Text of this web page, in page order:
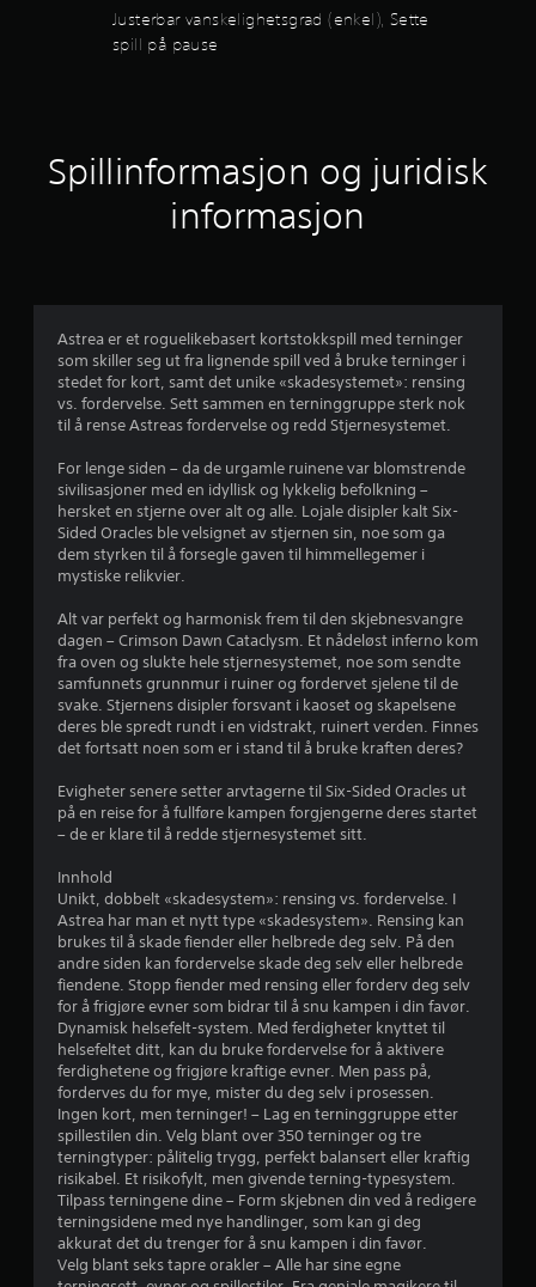
.
0
j
e
r
n
e
a
v
5
f
r
1
1
6
v
r
d
e
Justerbar vanskelighetsgrad (enkel), Sette
spill på pause
s
e
s
p
e
l
l
e
r
i
l
m
f
r
e
v
i
s
n
i
n
g
k
u
n
f
l
i
n
e
-
s
p
i
l
l
i
n
g
)
.
Spillinformasjon og juridisk
informasjon
Astrea er et roguelikebasert kortstokkspill med terninger
som skiller seg ut fra lignende spill ved å bruke terninger i
stedet for kort, samt det unike «skadesystemet»: rensing
vs. fordervelse. Sett sammen en terninggruppe sterk nok
til å rense Astreas fordervelse og redd Stjernesystemet.
For lenge siden – da de urgamle ruinene var blomstrende
sivilisasjoner med en idyllisk og lykkelig befolkning –
hersket en stjerne over alt og alle. Lojale disipler kalt Six-
Sided Oracles ble velsignet av stjernen sin, noe som ga
dem styrken til å forsegle gaven til himmellegemer i
mystiske relikvier.
Alt var perfekt og harmonisk frem til den skjebnesvangre
dagen – Crimson Dawn Cataclysm. Et nådeløst inferno kom
fra oven og slukte hele stjernesystemet, noe som sendte
samfunnets grunnmur i ruiner og fordervet sjelene til de
svake. Stjernens disipler forsvant i kaoset og skapelsene
deres ble spredt rundt i en vidstrakt, ruinert verden. Finnes
det fortsatt noen som er i stand til å bruke kraften deres?
Evigheter senere setter arvtagerne til Six-Sided Oracles ut
på en reise for å fullføre kampen forgjengerne deres startet
– de er klare til å redde stjernesystemet sitt.
Innhold
Unikt, dobbelt «skadesystem»: rensing vs. fordervelse. I
Astrea har man et nytt type «skadesystem». Rensing kan
brukes til å skade fiender eller helbrede deg selv. På den
andre siden kan fordervelse skade deg selv eller helbrede
fiendene. Stopp fiender med rensing eller forderv deg selv
for å frigjøre evner som bidrar til å snu kampen i din favør.
Dynamisk helsefelt-system. Med ferdigheter knyttet til
helsefeltet ditt, kan du bruke fordervelse for å aktivere
ferdighetene og frigjøre kraftige evner. Men pass på,
forderves du for mye, mister du deg selv i prosessen.
Ingen kort, men terninger! – Lag en terninggruppe etter
spillestilen din. Velg blant over 350 terninger og tre
terningtyper: pålitelig trygg, perfekt balansert eller kraftig
risikabel. Et risikofylt, men givende terning-typesystem.
Tilpass terningene dine – Form skjebnen din ved å redigere
terningsidene med nye handlinger, som kan gi deg
akkurat det du trenger for å snu kampen i din favør.
Velg blant seks tapre orakler – Alle har sine egne